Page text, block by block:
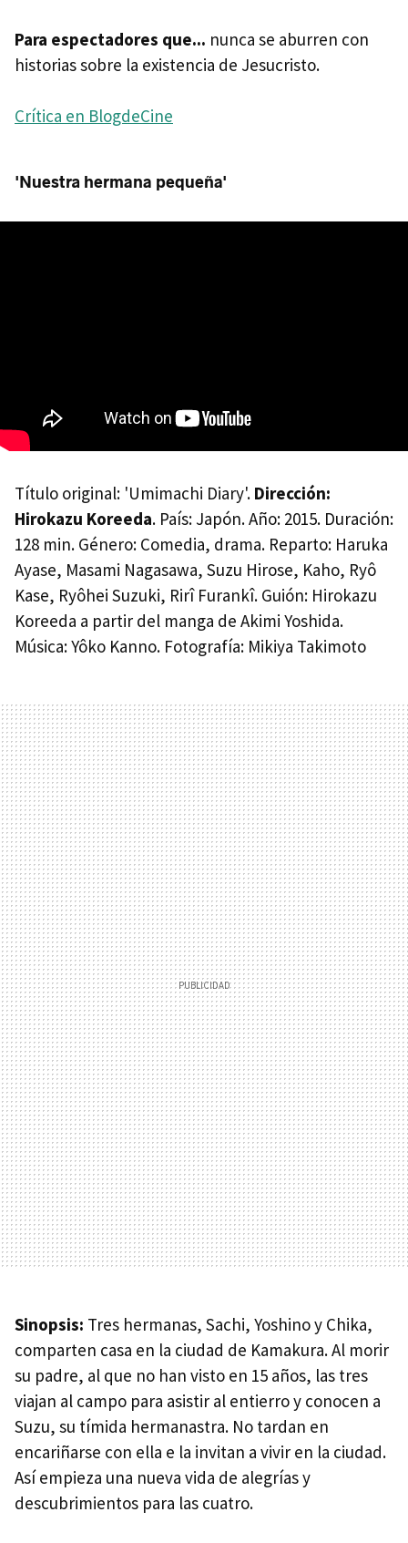
Para espectadores que... nunca se aburren con
historias sobre la existencia de Jesucristo.
Crítica en BlogdeCine
'Nuestra hermana pequeña'
Título original: 'Umimachi Diary'. Dirección:
Hirokazu Koreeda. País: Japón. Año: 2015. Duración:
128 min. Género: Comedia, drama. Reparto: Haruka
Ayase, Masami Nagasawa, Suzu Hirose, Kaho, Ryô
Kase, Ryôhei Suzuki, Rirî Furankî. Guión: Hirokazu
Koreeda a partir del manga de Akimi Yoshida.
Música: Yôko Kanno. Fotografía: Mikiya Takimoto
Sinopsis: Tres hermanas, Sachi, Yoshino y Chika,
comparten casa en la ciudad de Kamakura. Al morir
su padre, al que no han visto en 15 años, las tres
viajan al campo para asistir al entierro y conocen a
Suzu, su tímida hermanastra. No tardan en
encariñarse con ella e la invitan a vivir en la ciudad.
Así empieza una nueva vida de alegrías y
descubrimientos para las cuatro.